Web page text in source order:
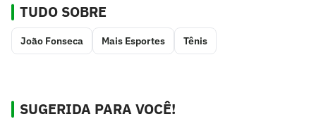
TUDO SOBRE
João Fonseca Mais Esportes Tênis
SUGERIDA PARA VOCÊ!